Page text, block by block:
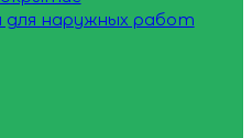
для наружных работ